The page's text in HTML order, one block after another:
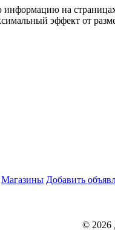
на
эффект от
Магазины Добавить
© 2026